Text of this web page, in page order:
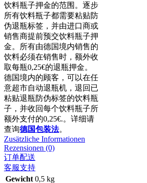
饮料瓶子押金的范围。逐步
所有饮料瓶子都需要粘贴防
伪退瓶标签，并由进口商或
销售商提前预交饮料瓶子押
金。所有由德国境内销售的
饮料必须在销售时，额外收
取每瓶0,25€的退瓶押金。
德国境内的顾客，可以在任
意超市自动退瓶机，退回已
粘贴退瓶防伪标签的饮料瓶
子，并收回每个饮料瓶子所
额外支付的0,25€.。详细请
查询德国包装法。
Zusätzliche Informationen
Rezensionen (0)
订单配送
客服支持
Gewicht 0,5 kg